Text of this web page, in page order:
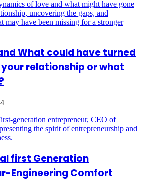
What could have turned
relationship or what
first Generation
Engineering Comfort